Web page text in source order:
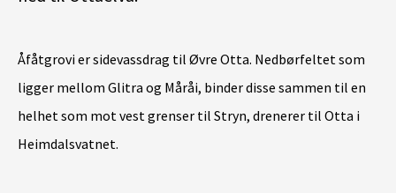
Åfåtgrovi er sidevassdrag til Øvre Otta. Nedbørfeltet som
ligger mellom Glitra og Måråi, binder disse sammen til en
helhet som mot vest grenser til Stryn, drenerer til Otta i
Heimdalsvatnet.